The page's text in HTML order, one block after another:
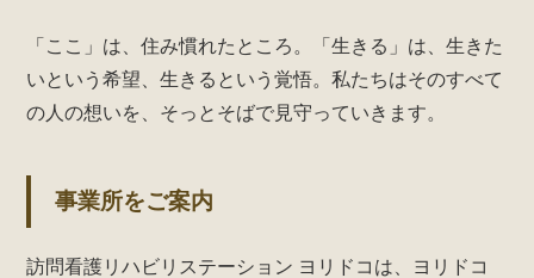
「ここ」は、住み慣れたところ。「生きる」は、生きた
いという希望、生きるという覚悟。私たちはそのすべて
の人の想いを、そっとそばで見守っていきます。
事業所をご案内
訪問看護リハビリステーション ヨリドコは、ヨリドコ